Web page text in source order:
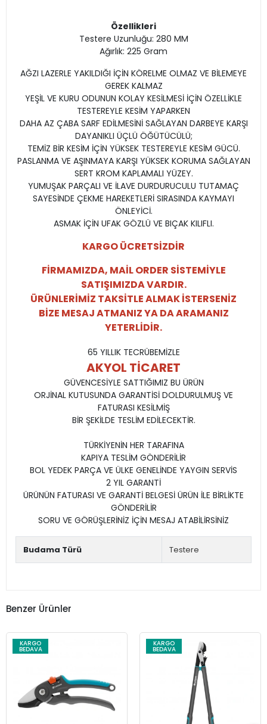
Özellikleri
Testere Uzunluğu: 280 MM
Ağırlık: 225 Gram
AĞZI LAZERLE YAKILDIĞI İÇİN KÖRELME OLMAZ VE BİLEMEYE
GEREK KALMAZ
YEŞİL VE KURU ODUNUN KOLAY KESİLMESİ İÇİN ÖZELLİKLE
TESTEREYLE KESİM YAPARKEN
DAHA AZ ÇABA SARF EDİLMESİNİ SAĞLAYAN DARBEYE KARŞI
DAYANIKLI ÜÇLÜ ÖĞÜTÜCÜLÜ;
TEMİZ BİR KESİM İÇİN YÜKSEK TESTEREYLE KESİM GÜCÜ.
PASLANMA VE AŞINMAYA KARŞI YÜKSEK KORUMA SAĞLAYAN
SERT KROM KAPLAMALI YÜZEY.
YUMUŞAK PARÇALI VE İLAVE DURDURUCULU TUTAMAÇ
SAYESİNDE ÇEKME HAREKETLERİ SIRASINDA KAYMAYI
ÖNLEYİCİ.
ASMAK İÇİN UFAK GÖZLÜ VE BIÇAK KILIFLI.
KARGO ÜCRETSİZDİR
FİRMAMIZDA, MAİL ORDER SİSTEMİYLE
SATIŞIMIZDA VARDIR.
ÜRÜNLERİMİZ TAKSİTLE ALMAK İSTERSENİZ
BİZE MESAJ ATMANIZ YA DA ARAMANIZ
YETERLİDİR.
65 YILLIK TECRÜBEMİZLE
AKYOL TİCARET
GÜVENCESİYLE SATTIĞIMIZ BU ÜRÜN
ORJİNAL KUTUSUNDA GARANTİSİ DOLDURULMUŞ VE
FATURASI KESİLMİŞ
BİR ŞEKİLDE TESLİM EDİLECEKTİR.
TÜRKİYENİN HER TARAFINA
KAPIYA TESLİM GÖNDERİLİR
BOL YEDEK PARÇA VE ÜLKE GENELİNDE YAYGIN SERVİS
2 YIL GARANTİ
ÜRÜNÜN FATURASI VE GARANTİ BELGESİ ÜRÜN İLE BİRLİKTE
GÖNDERİLİR
SORU VE GÖRÜŞLERİNİZ İÇİN MESAJ ATABİLİRSİNİZ
Budama Türü Testere
Benzer Ürünler
KARGO
BEDAVA
KARGO
BEDAVA